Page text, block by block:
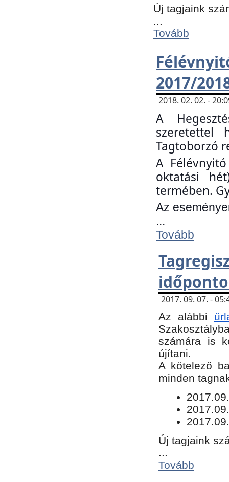
Új tagjaink
Tovább
2017/
2018. 02. 02. -
A
szeretettel
Tagtoborzó
A
oktatási
termében.
Az
...
Tovább
2017. 09. 07. -
Az alábbi
számára is
újítani.
​A kötelező
minden
Új tagjaink
Tovább